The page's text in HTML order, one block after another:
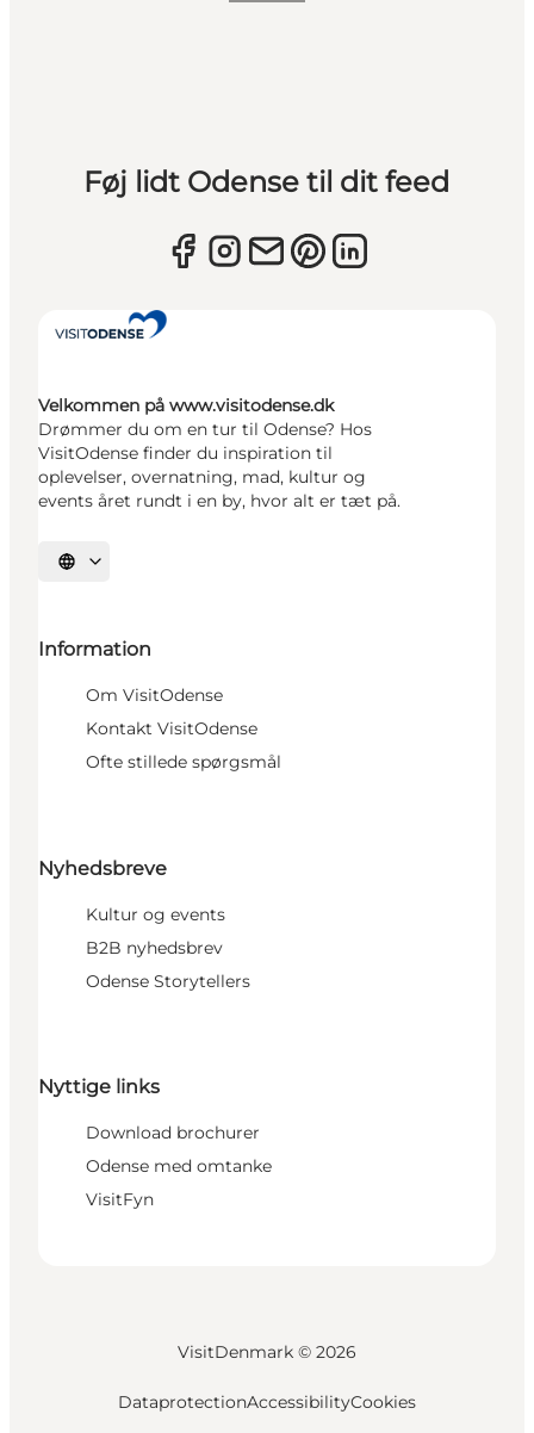
Føj lidt Odense til dit feed
Velkommen på www.visitodense.dk
Drømmer du om en tur til Odense? Hos
VisitOdense finder du inspiration til
oplevelser, overnatning, mad, kultur og
events året rundt i en by, hvor alt er tæt på.
Vælg sprog
Information
Om VisitOdense
Kontakt VisitOdense
Ofte stillede spørgsmål
Nyhedsbreve
Kultur og events
B2B nyhedsbrev
Odense Storytellers
Nyttige links
Download brochurer
Odense med omtanke
VisitFyn
VisitDenmark © 2026
DataprotectionAccessibilityCookies